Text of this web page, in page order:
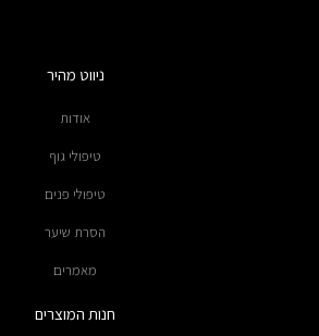
ניווט מהיר
אודות
טיפולי גוף
טיפולי פנים
הסרת שיער
מאמרים
חנות המוצרים